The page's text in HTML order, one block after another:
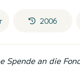
2006
Spende an die